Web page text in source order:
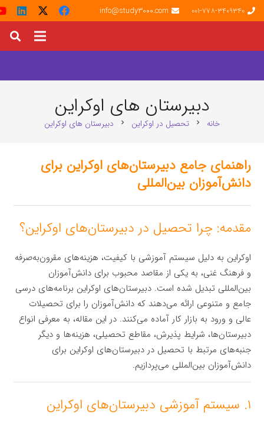
001-778-3409340
info@study3000.com
دبیرستان های اوکراین
خانه chevron_right تحصیل در اوکراین chevron_right دبیرستان های اوکراین
راهنمای جامع دبیرستان‌های اوکراین برای
دانش‌آموزان بین‌المللی
مقدمه: چرا تحصیل در دبیرستان‌های اوکراین؟
اوکراین به دلیل سیستم آموزشی با کیفیت، هزینه‌های مقرون‌به‌صرفه
و فرهنگ غنی، به یکی از مقاصد محبوب برای دانش‌آموزان
بین‌المللی تبدیل شده است. دبیرستان‌های اوکراین برنامه‌های درسی
جامع و متنوعی ارائه می‌دهند که دانش‌آموزان را برای تحصیلات
عالی و ورود به بازار کار آماده می‌کنند. در این مقاله، به معرفی انواع
دبیرستان‌ها، شرایط پذیرش، مقاطع تحصیلی، هزینه‌ها و دیگر
جنبه‌های مرتبط با تحصیل در دبیرستان‌های اوکراین برای
دانش‌آموزان بین‌المللی می‌پردازیم.
۱. سیستم آموزشی دبیرستان‌های اوکراین